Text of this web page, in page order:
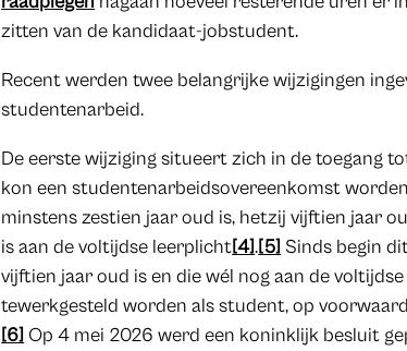
zitten van de kandidaat-jobstudent.
Recent werden twee belangrijke wijzigingen
studentenarbeid.
De eerste wijziging situeert zich in de toegang
kon een studentenarbeidsovereenkomst
minstens zestien jaar oud is, hetzij vijftien jaar
is aan de voltijdse leerplicht[4].[5] Sinds begin
vijftien jaar oud is en die wél nog aan de
tewerkgesteld worden als student, op
[6] Op 4 mei 2026 werd een koninklijk besluit